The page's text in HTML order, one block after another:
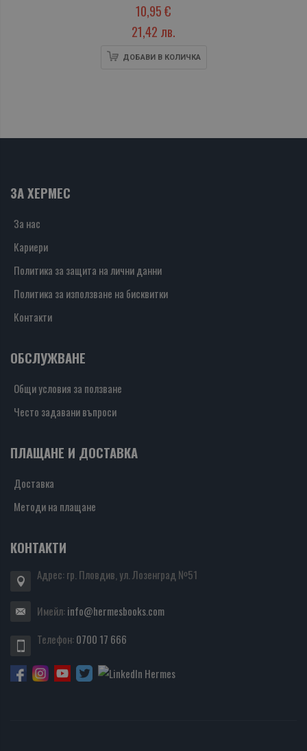
10,95 €
21,42 лв.
ДОБАВИ В КОЛИЧКА
ЗА ХЕРМЕС
За нас
Кариери
Политика за защита на лични данни
Политика за използване на бисквитки
Контакти
ОБСЛУЖВАНЕ
Общи условия за ползване
Често задавани въпроси
ПЛАЩАНЕ И ДОСТАВКА
Доставка
Методи на плащане
КОНТАКТИ
Адрес: гр. Пловдив, ул. Лозенград №51
Имейл:info@hermesbooks.com
Телефон:0700 17 666